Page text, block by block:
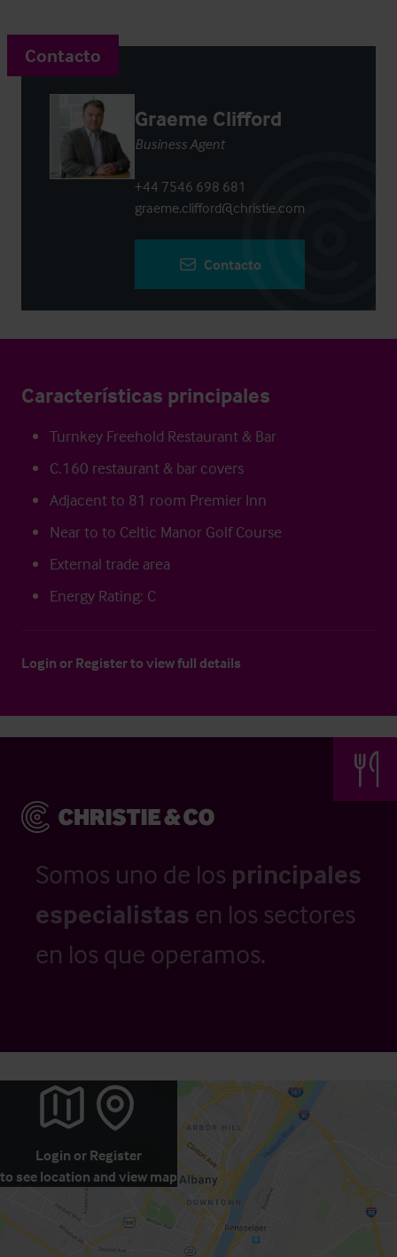
Contacto
Graeme Clifford
Business Agent
+44 7546 698 681
graeme.clifford@christie.com
Contacto
Características principales
Turnkey Freehold Restaurant & Bar
C.160 restaurant & bar covers
Adjacent to 81 room Premier Inn
Near to to Celtic Manor Golf Course
External trade area
Energy Rating: C
Login or Registerto view full details
Somos uno de los principales
especialistas en los sectores
en los que operamos.
Login or Register
to see location and view map